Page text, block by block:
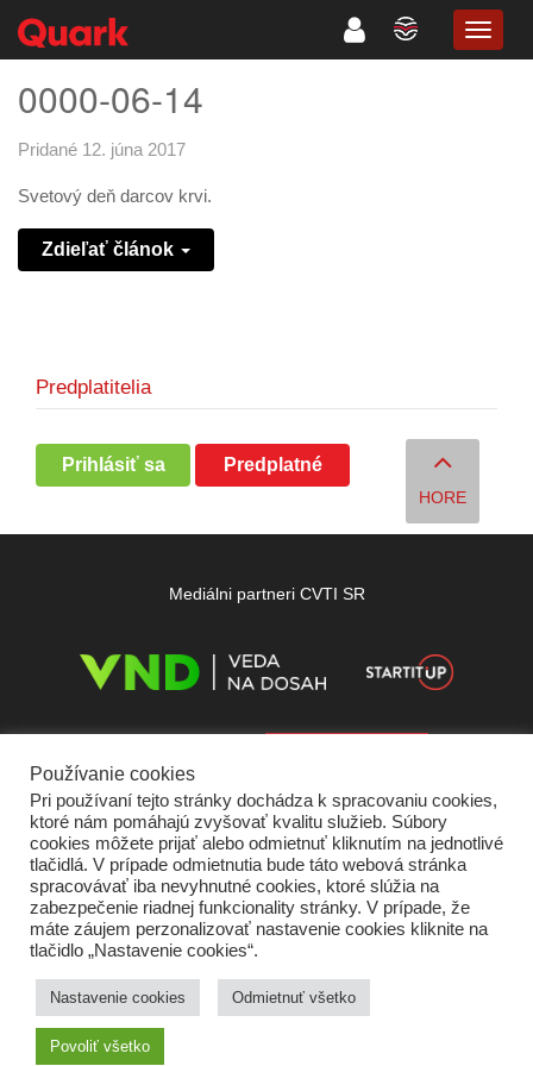
0000-06-14
Pridané 12. júna 2017
Svetový deň darcov krvi.
Zdieľať článok
Predplatitelia
Prihlásiť sa Predplatné
HORE
Mediálni partneri CVTI SR
Domov O nás Kontakt Vydavateľ
Podmienky používania
Ochrana súkromia Štatút súťaží
Partneri
RSS Sitemap
Copyright © 2026 Quark - Magazín o vede a technike
Používanie cookies
Pri používaní tejto stránky dochádza k spracovaniu cookies,
ktoré nám pomáhajú zvyšovať kvalitu služieb. Súbory
cookies môžete prijať alebo odmietnuť kliknutím na jednotlivé
tlačidlá. V prípade odmietnutia bude táto webová stránka
spracovávať iba nevyhnutné cookies, ktoré slúžia na
zabezpečenie riadnej funkcionality stránky. V prípade, že
máte záujem perzonalizovať nastavenie cookies kliknite na
tlačidlo „Nastavenie cookies“.
Nastavenie cookies Odmietnuť všetko
Povoliť všetko